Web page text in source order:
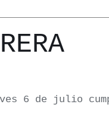
6 de julio